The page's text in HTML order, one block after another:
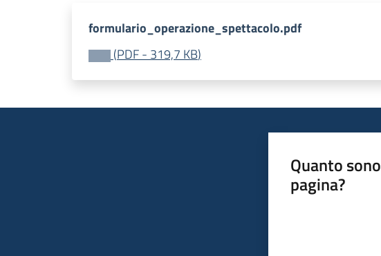
formulario_operazione_spettacolo.pdf
(PDF- 319,7 KB)
Quanto
pagina?